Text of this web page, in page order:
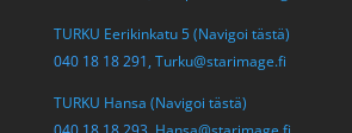
TURKU Eerikinkatu 5 (Navigoi tästä)
040 18 18 291, Turku@starimage.fi
TURKU Hansa (Navigoi tästä)